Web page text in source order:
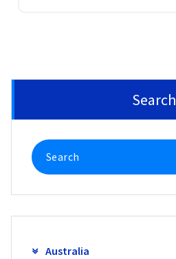
Search
Search
for:
Australia